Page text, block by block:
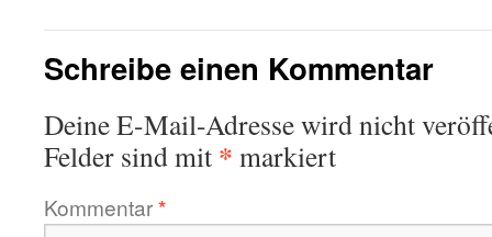
Schreibe einen Kommentar
Deine E-Mail-Adresse wird nicht
Felder sind mit * markiert
Kommentar*